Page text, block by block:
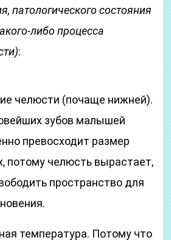
патологического состояния
либо процесса
:
челюсти (почаще нижней).
зубов малышей
превосходит размер
потому челюсть вырастает,
пространство для
температура. Потому что